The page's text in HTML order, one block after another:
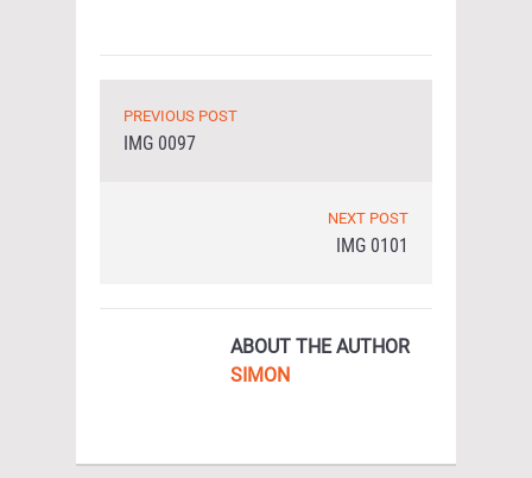
PREVIOUS POST
IMG 0097
NEXT POST
IMG 0101
ABOUT THE AUTHOR
SIMON